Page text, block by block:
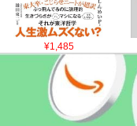
¥1,485